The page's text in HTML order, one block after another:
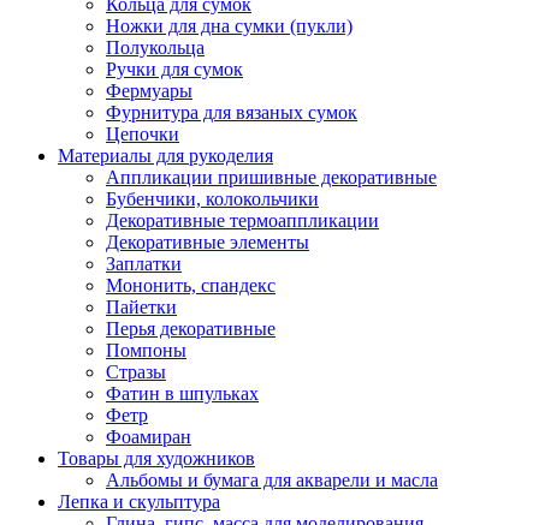
Кольца для сумок
Ножки для дна сумки (пукли)
Полукольца
Ручки для сумок
Фермуары
Фурнитура для вязаных сумок
Цепочки
Материалы для рукоделия
Аппликации пришивные декоративные
Бубенчики, колокольчики
Декоративные термоаппликации
Декоративные элементы
Заплатки
Мононить, спандекс
Пайетки
Перья декоративные
Помпоны
Стразы
Фатин в шпульках
Фетр
Фоамиран
Товары для художников
Альбомы и бумага для акварели и масла
Лепка и скульптура